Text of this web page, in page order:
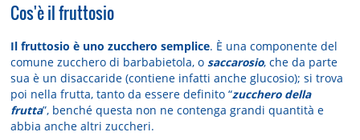
Cos'è il fruttosio
Il fruttosio è uno zucchero semplice. È una componente del
comune zucchero di barbabietola, osaccarosio, che da parte
sua è un disaccaride (contiene infatti anche glucosio); si trova
poi nella frutta, tanto da essere definito “zucchero della
frutta”, benché questa non ne contenga grandi quantità e
abbia anche altri zuccheri.